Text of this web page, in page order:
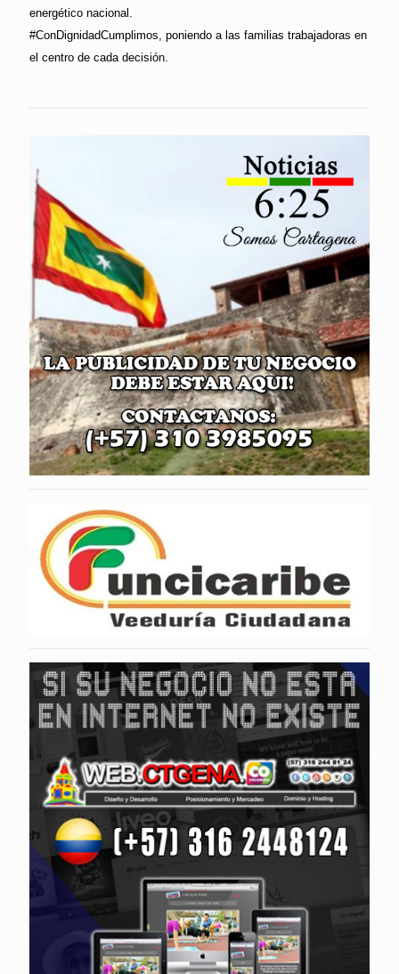
energético nacional.
#ConDignidadCumplimos, poniendo a las familias trabajadoras en
el centro de cada decisión.